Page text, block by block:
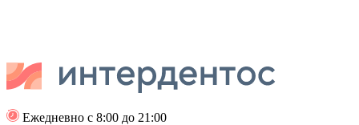
Ежедневно с 8:00 до 21:00